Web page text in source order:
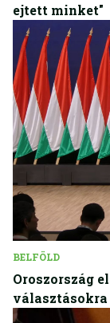
ejtett minket"
BELFÖLD
Oroszország
választásokra